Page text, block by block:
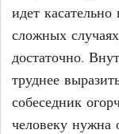
идет
сложных
достаточно.
труднее
собеседник
человеку нужна